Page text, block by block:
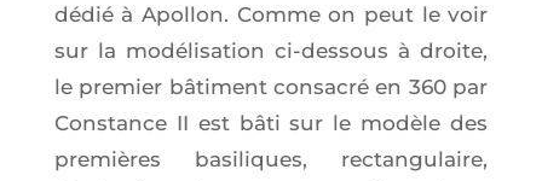
dédié à Apol­lon. Comme on peut le voir
sur la modé­li­sa­tion ci-des­sous à droite,
le pre­mier bâti­ment consa­cré en 360 par
Constance II est bâti sur le modèle des
pre­mières basi­liques, rec­tan­gu­laire,